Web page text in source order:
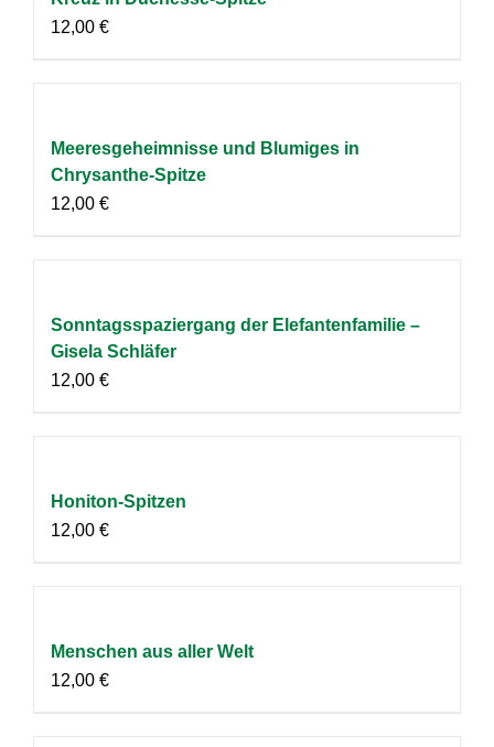
12,00 €
Meeresgeheimnisse und Blumiges in
Chrysanthe-Spitze
12,00 €
Sonntagsspaziergang der Elefantenfamilie –
Gisela Schläfer
12,00 €
Honiton-Spitzen
12,00 €
Menschen aus aller Welt
12,00 €